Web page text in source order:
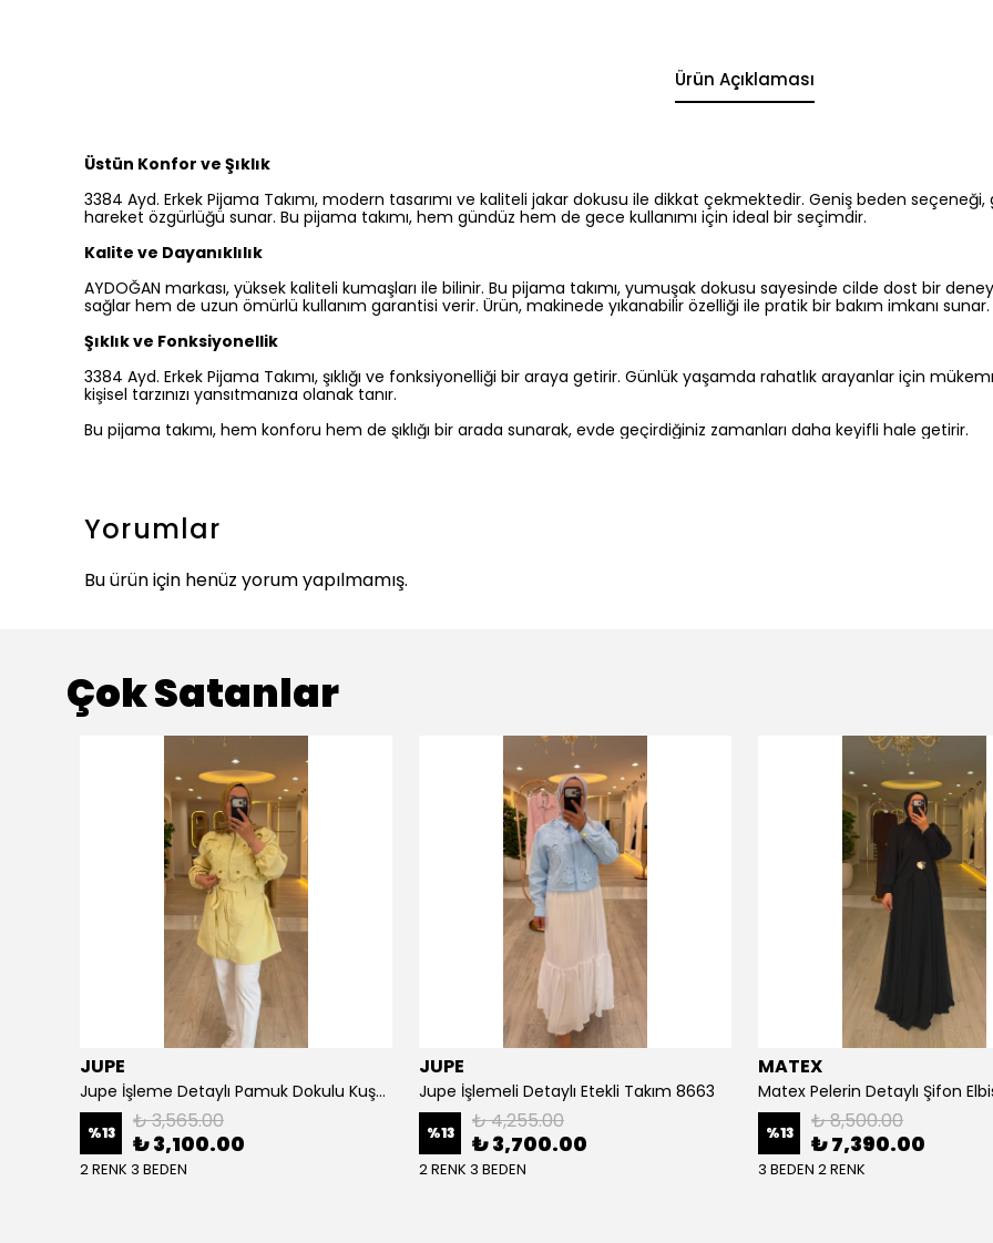
Ürün Açıklaması
Üstün Konfor ve Şıklık
3384 Ayd. Erkek Pijama Takımı, modern tasarımı ve kaliteli jakar dokusu ile dikkat çekmektedir. Geniş beden
hareket özgürlüğü sunar. Bu pijama takımı, hem gündüz hem de gece kullanımı için ideal bir seçimdir.
Kalite ve Dayanıklılık
AYDOĞAN markası, yüksek kaliteli kumaşları ile bilinir. Bu pijama takımı, yumuşak dokusu sayesinde cilde dost bir
sağlar hem de uzun ömürlü kullanım garantisi verir. Ürün, makinede yıkanabilir özelliği ile pratik bir bakım imkanı sunar.
Şıklık ve Fonksiyonellik
3384 Ayd. Erkek Pijama Takımı, şıklığı ve fonksiyonelliği bir araya getirir. Günlük yaşamda rahatlık arayanlar için
kişisel tarzınızı yansıtmanıza olanak tanır.
Bu pijama takımı, hem konforu hem de şıklığı bir arada sunarak, evde geçirdiğiniz zamanları daha keyifli hale getirir.
Yorumlar
Bu ürün için henüz yorum yapılmamış.
Çok Satanlar
JUPE
Jupe İşleme Detaylı Pamuk Dokulu Kuşaklı Kap 9305
%13 ₺ 3,565.00
₺ 3,100.00
2 RENK 3 BEDEN
JUPE
Jupe İşlemeli Detaylı Etekli Takım 8663
%13 ₺ 4,255.00
₺ 3,700.00
2 RENK 3 BEDEN
MATEX
Matex Pelerin Detaylı Şifon
%13 ₺ 8,500.00
₺ 7,390.00
3 BEDEN 2 RENK